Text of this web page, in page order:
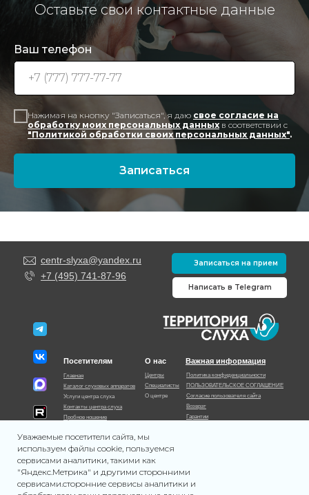
Оставьте свои контактные данные
Ваш телефон
Нажимая на кнопку "Записаться", я даю свое согласие на
обработку моих персональных данных в соответствии с
"Политикой обработки своих персональных данных".
Записаться
Уважаемые посетители сайта, мы
используем файлы cookie, пользуемся
сервисами аналитики, такими как
"Яндекс.Метрика" и другими сторонними
сервисами.сторонние сервисы аналитики и
+7 (495) 741-87-96
centr-slyxa@yandex.ru
Важная информация
О нас
Посетителям
Главная
Каталог слуховых аппаратов
Услуги центра слуха
Контакты центра слуха
Центры
Специалисты
О центре
Пробное ношение
Гарантии
Возврат
Политика конфиденциальности
Согласие пользователя сайта
ПОЛЬЗОВАТЕЛЬСКОЕ СОГЛАШЕНИЕ
Написать в Telegram
Записаться на прием